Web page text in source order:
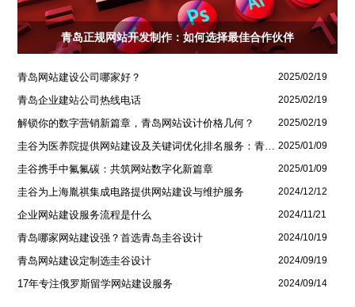
青岛正规网站开发制作：如何选择最佳合作伙伴
青岛网站建设公司哪家好？ 2025/02/19
青岛企业建站公司热线电话 2025/02/19
解锁你的数字营销新篇章，青岛网站设计价格几何？ 2025/02/19
2025/01/09
圭谷携手中氟氟碳：共筑网站数字化新篇章 2025/01/09
圭谷为上海胤祺集成电路提供网站建设与维护服务 2024/12/12
企业网站建设服务流程是什么 2024/11/21
青岛哪家网站建设强？首选青岛圭谷设计 2024/10/19
青岛网站建设定制选圭谷设计 2024/09/19
17年专注俄罗斯留学网站建设服务 2024/09/14